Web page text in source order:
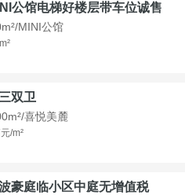
公馆电梯好楼层带车位诚售
MINI公馆
双卫
喜悦美麓
/m²
豪庭临小区中庭无增值税